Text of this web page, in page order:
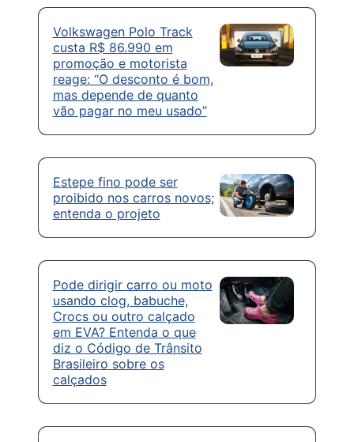
Volkswagen Polo Track
custa R$ 86.990 em
promoção e motorista
reage: “O desconto é bom,
mas depende de quanto
vão pagar no meu usado”
Estepe fino pode ser
proibido nos carros novos;
entenda o projeto
Pode dirigir carro ou moto
usando clog, babuche,
Crocs ou outro calçado
em EVA? Entenda o que
diz o Código de Trânsito
Brasileiro sobre os
calçados